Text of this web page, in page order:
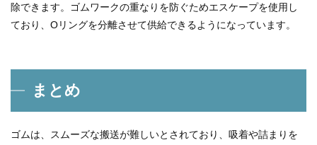
除できます。ゴムワークの重なりを防ぐためエスケープを使用し
ており、Oリングを分離させて供給できるようになっています。
まとめ
ゴムは、スムーズな搬送が難しいとされており、吸着や詰まりを